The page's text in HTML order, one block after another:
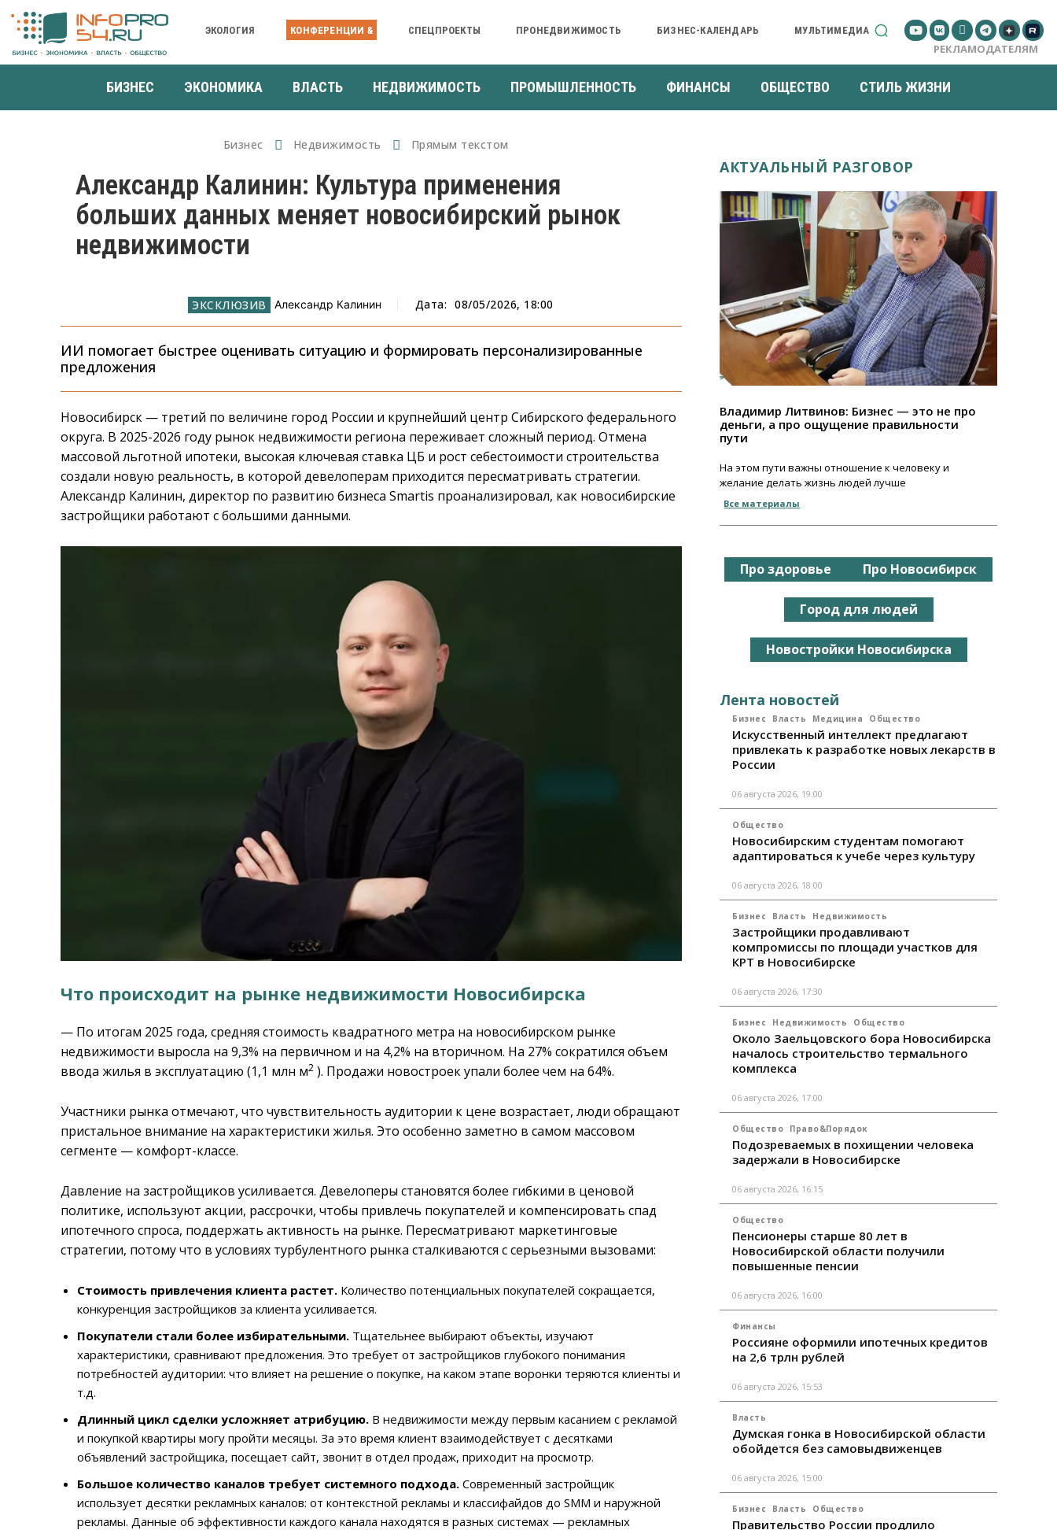
ЭКОЛОГИЯ КОНФЕРЕНЦИИ & СПЕЦПРОЕКТЫ ПРОНЕДВИЖИМОСТЬ БИЗНЕС-КАЛЕНДАРЬ МУЛЬТИМЕДИА
РЕКЛАМОДАТЕЛЯМ
БИЗНЕС ЭКОНОМИКА ВЛАСТЬ НЕДВИЖИМОСТЬ ПРОМЫШЛЕННОСТЬ ФИНАНСЫ ОБЩЕСТВО СТИЛЬ ЖИЗНИ
Бизнес Недвижимость Прямым текстом
Александр Калинин: Культура применения
больших данных меняет новосибирский рынок
недвижимости
Александр Калинин Дата: 08/05/2026, 18:00
ИИ помогает быстрее оценивать ситуацию и формировать персонализированные
предложения
Новосибирск — третий по величине город России и крупнейший центр Сибирского федерального
округа. В 2025-2026 году рынок недвижимости региона переживает сложный период. Отмена
массовой льготной ипотеки, высокая ключевая ставка ЦБ и рост себестоимости строительства
создали новую реальность, в которой девелоперам приходится пересматривать стратегии.
Александр Калинин, директор по развитию бизнеса Smartis проанализировал, как новосибирские
застройщики работают с большими данными.
Что происходит на рынке недвижимости Новосибирска
— По итогам 2025 года, средняя стоимость квадратного метра на новосибирском рынке
недвижимости выросла на 9,3% на первичном и на 4,2% на вторичном. На 27% сократился объем
ввода жилья в эксплуатацию (1,1 млн м2 ). Продажи новостроек упали более чем на 64%.
Участники рынка отмечают, что чувствительность аудитории к цене возрастает, люди обращают
пристальное внимание на характеристики жилья. Это особенно заметно в самом массовом
сегменте — комфорт-классе.
Давление на застройщиков усиливается. Девелоперы становятся более гибкими в ценовой
политике, используют акции, рассрочки, чтобы привлечь покупателей и компенсировать спад
ипотечного спроса, поддержать активность на рынке. Пересматривают маркетинговые
стратегии, потому что в условиях турбулентного рынка сталкиваются с серьезными вызовами:
Стоимость привлечения клиента растет. Количество потенциальных покупателей сокращается,
конкуренция застройщиков за клиента усиливается.
Покупатели стали более избирательными. Тщательнее выбирают объекты, изучают
характеристики, сравнивают предложения. Это требует от застройщиков глубокого понимания
потребностей аудитории: что влияет на решение о покупке, на каком этапе воронки теряются клиенты и
т.д.
Длинный цикл сделки усложняет атрибуцию. В недвижимости между первым касанием с рекламой
и покупкой квартиры могу пройти месяцы. За это время клиент взаимодействует с десятками
объявлений застройщика, посещает сайт, звонит в отдел продаж, приходит на просмотр.
Большое количество каналов требует системного подхода. Современный застройщик
использует десятки рекламных каналов: от контекстной рекламы и классифайдов до SMM и наружной
рекламы. Данные об эффективности каждого канала находятся в разных системах — рекламных
АКТУАЛЬНЫЙ РАЗГОВОР
Владимир Литвинов: Бизнес — это не про
деньги, а про ощущение правильности
пути
На этом пути важны отношение к человеку и
желание делать жизнь людей лучше
Все материалы
Про здоровье Про Новосибирск
Город для людей
Новостройки Новосибирска
Лента новостей
Бизнес Власть Медицина Общество
Искусственный интеллект предлагают
привлекать к разработке новых лекарств в
России
06 августа 2026, 19:00
Общество
Новосибирским студентам помогают
адаптироваться к учебе через культуру
06 августа 2026, 18:00
Бизнес Власть Недвижимость
Застройщики продавливают
компромиссы по площади участков для
КРТ в Новосибирске
06 августа 2026, 17:30
Бизнес Недвижимость Общество
Около Заельцовского бора Новосибирска
началось строительство термального
комплекса
06 августа 2026, 17:00
Общество Право&Порядок
Подозреваемых в похищении человека
задержали в Новосибирске
06 августа 2026, 16:15
Общество
Пенсионеры старше 80 лет в
Новосибирской области получили
повышенные пенсии
06 августа 2026, 16:00
Финансы
Россияне оформили ипотечных кредитов
на 2,6 трлн рублей
06 августа 2026, 15:53
Власть
Думская гонка в Новосибирской области
обойдется без самовыдвиженцев
06 августа 2026, 15:00
Бизнес Власть Общество
Правительство России продлило